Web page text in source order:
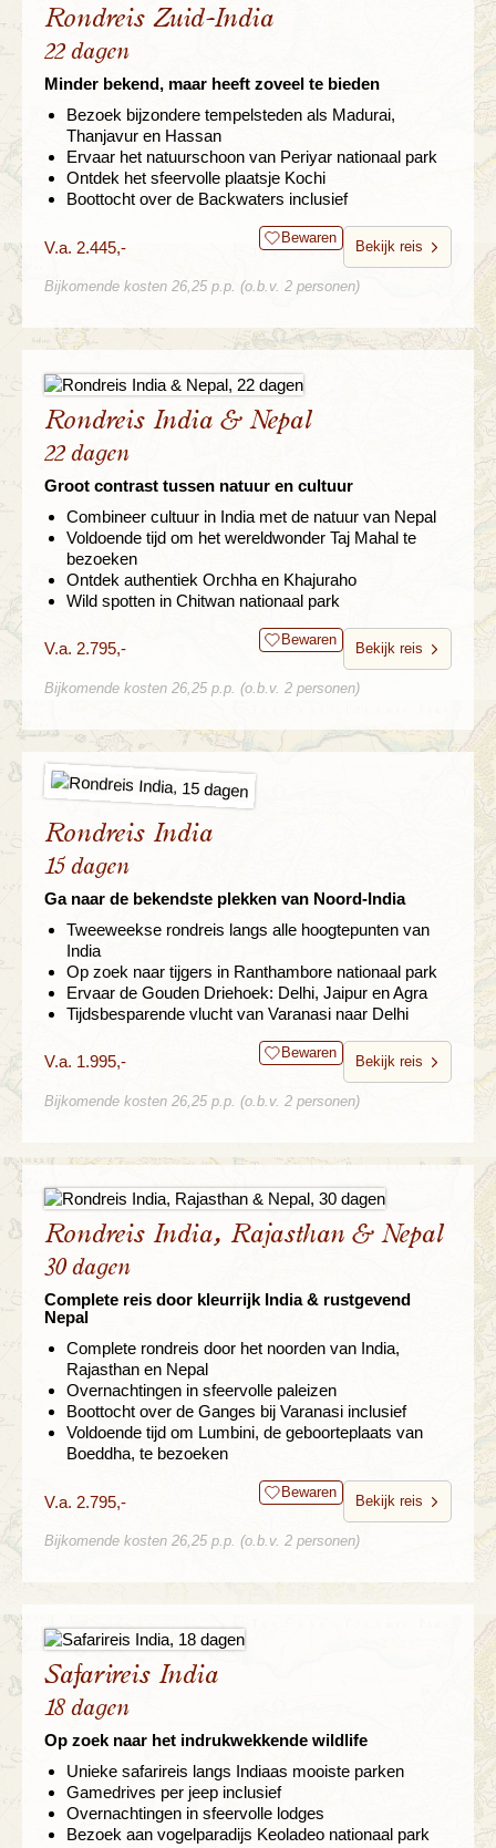
Rondreis Zuid-India
22 dagen
Minder bekend, maar heeft zoveel te bieden
Bezoek bijzondere tempelsteden als Madurai,
Thanjavur en Hassan
Ervaar het natuurschoon van Periyar nationaal park
Ontdek het sfeervolle plaatsje Kochi
Boottocht over de Backwaters inclusief
V.a. 2.445,- Bewaren
Bekijk reis
Bijkomende kosten 26,25 p.p. (o.b.v. 2 personen)
Rondreis India & Nepal
22 dagen
Groot contrast tussen natuur en cultuur
Combineer cultuur in India met de natuur van Nepal
Voldoende tijd om het wereldwonder Taj Mahal te
bezoeken
Ontdek authentiek Orchha en Khajuraho
Wild spotten in Chitwan nationaal park
V.a. 2.795,- Bewaren
Bekijk reis
Bijkomende kosten 26,25 p.p. (o.b.v. 2 personen)
Rondreis India
15 dagen
Ga naar de bekendste plekken van Noord-India
Tweeweekse rondreis langs alle hoogtepunten van
India
Op zoek naar tijgers in Ranthambore nationaal park
Ervaar de Gouden Driehoek: Delhi, Jaipur en Agra
Tijdsbesparende vlucht van Varanasi naar Delhi
V.a. 1.995,- Bewaren
Bekijk reis
Bijkomende kosten 26,25 p.p. (o.b.v. 2 personen)
Rondreis India, Rajasthan & Nepal
30 dagen
Complete reis door kleurrijk India & rustgevend
Nepal
Complete rondreis door het noorden van India,
Rajasthan en Nepal
Overnachtingen in sfeervolle paleizen
Boottocht over de Ganges bij Varanasi inclusief
Voldoende tijd om Lumbini, de geboorteplaats van
Boeddha, te bezoeken
V.a. 2.795,- Bewaren
Bekijk reis
Bijkomende kosten 26,25 p.p. (o.b.v. 2 personen)
Safarireis India
18 dagen
Op zoek naar het indrukwekkende wildlife
Unieke safarireis langs Indiaas mooiste parken
Gamedrives per jeep inclusief
Overnachtingen in sfeervolle lodges
Bezoek aan vogelparadijs Keoladeo nationaal park